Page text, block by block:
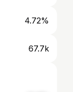
4.72%
67.7k